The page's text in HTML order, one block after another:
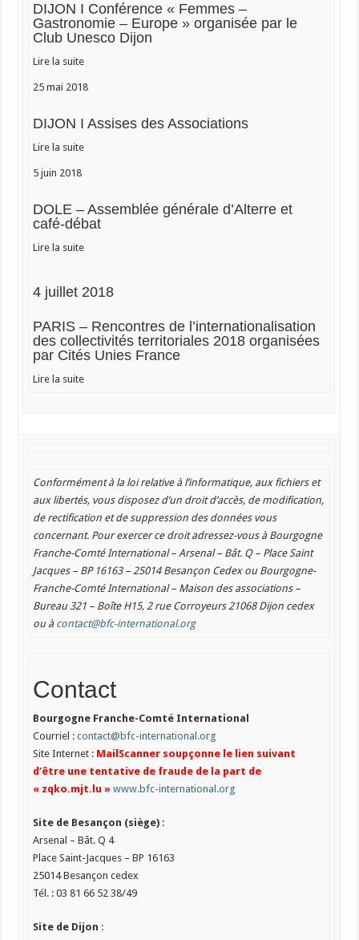
DIJON I Conférence « Femmes –
Gastronomie – Europe » organisée par le
Club Unesco Dijon
Lire la suite
25 mai 2018
DIJON I Assises des Associations
Lire la suite
5 juin 2018
DOLE – Assemblée générale d’Alterre et
café-débat
Lire la suite
4 juillet 2018
PARIS – Rencontres de l’internationalisation
des collectivités territoriales 2018 organisées
par Cités Unies France
Lire la suite
Conformément à la loi relative à l’informatique, aux fichiers et
aux libertés, vous disposez d’un droit d’accès, de modification,
de rectification et de suppression des données vous
concernant. Pour exercer ce droit adressez-vous à Bourgogne
Franche-Comté International – Arsenal – Bât. Q – Place Saint
Jacques – BP 16163 – 25014 Besançon Cedex ou Bourgogne-
Franche-Comté International – Maison des associations –
Bureau 321 – Boîte H15, 2 rue Corroyeurs 21068 Dijon cedex
ou à contact@bfc-international.org
Contact
Bourgogne Franche-Comté International
Courriel : contact@bfc-international.org
Site Internet : MailScanner soupçonne le lien suivant
d’être une tentative de fraude de la part de
« zqko.mjt.lu » www.bfc-international.org
Site de Besançon (siège):
Arsenal – Bât. Q 4
Place Saint-Jacques – BP 16163
25014 Besançon cedex
Tél. : 03 81 66 52 38/49
Site de Dijon :